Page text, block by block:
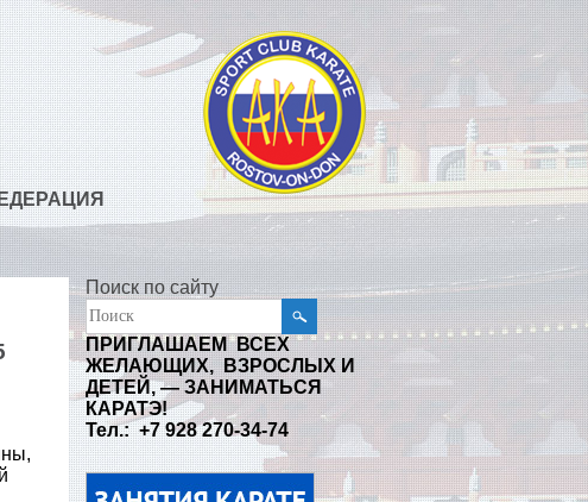
Поиск по сайту
ПРИГЛАШАЕМ ВСЕХ
ЖЕЛАЮЩИХ, ВЗРОСЛЫХ И
ДЕТЕЙ, — ЗАНИМАТЬСЯ
КАРАТЭ!
Тел.: +7 928 270-34-74